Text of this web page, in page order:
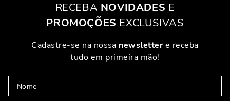
RECEBA NOVIDADES E
PROMOÇÕES EXCLUSIVAS
Cadastre-se na nossa newslettere receba
tudo em primeira mão!